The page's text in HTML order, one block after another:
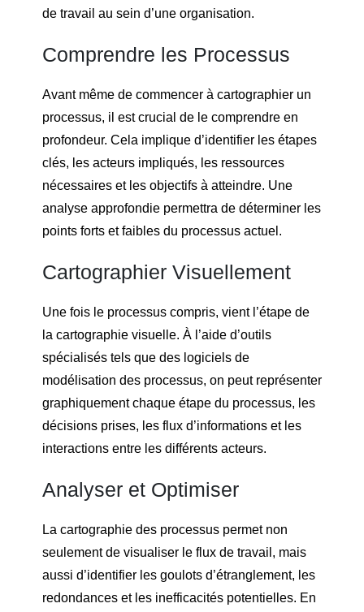
de travail au sein d’une organisation.
Comprendre les Processus
Avant même de commencer à cartographier un
processus, il est crucial de le comprendre en
profondeur. Cela implique d’identifier les étapes
clés, les acteurs impliqués, les ressources
nécessaires et les objectifs à atteindre. Une
analyse approfondie permettra de déterminer les
points forts et faibles du processus actuel.
Cartographier Visuellement
Une fois le processus compris, vient l’étape de
la cartographie visuelle. À l’aide d’outils
spécialisés tels que des logiciels de
modélisation des processus, on peut représenter
graphiquement chaque étape du processus, les
décisions prises, les flux d’informations et les
interactions entre les différents acteurs.
Analyser et Optimiser
La cartographie des processus permet non
seulement de visualiser le flux de travail, mais
aussi d’identifier les goulots d’étranglement, les
redondances et les inefficacités potentielles. En